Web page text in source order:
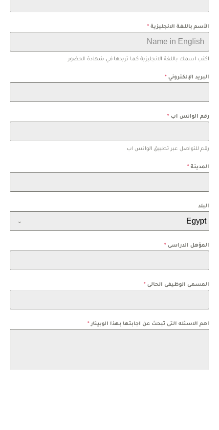
الأسم باللغة الانجليزية *
اكتب اسمك باللغة الانجليزية كما تريدها في شهادة الحضور
البريد الإلكتروني *
رقم الواتس اب *
رقم للتواصل عبر تطبيق الواتس اب
المدينة *
البلد
Egypt
المؤهل الدراسى *
المسمى الوظيفى الحالى *
اهم الاسئله التى تبحث عن اجابتها بهذا الوبينار*